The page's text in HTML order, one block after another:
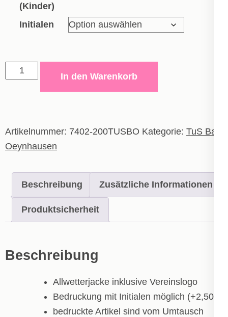
(Kinder)
Initialen
Allwetterjacke
Team
Menge
In den Warenkorb
Artikelnummer: 7402-200TUSBO Kategorie: TuS Bad
Oeynhausen
Beschreibung Zusätzliche Informationen
Produktsicherheit
Beschreibung
Allwetterjacke inklusive Vereinslogo
Bedruckung mit Initialen möglich (+2,50€)
bedruckte Artikel sind vom Umtausch